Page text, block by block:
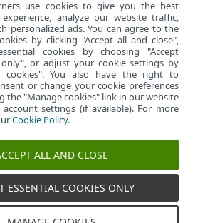
Fórum ESET
regional
produtos ESET
use cookies to give you the best
analyze our website traffic,
personalized ads. You can agree to the
by clicking "Accept all and close",
cookies by choosing "Accept
only", or adjust your cookie settings by
cookies". You also have the right to
or change your cookie preferences
the "Manage cookies" link in our website
settings (if available). For more
Cookie Policy.
ALL AND CLOSE
ESSENTIAL COOKIES ONLY